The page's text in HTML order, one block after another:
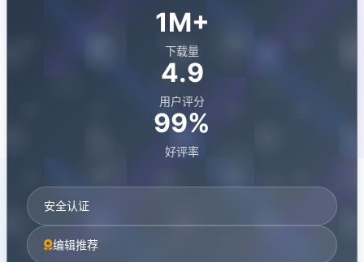
1M+
下载量
4.9
用户评分
99%
好评率
安全认证
编辑推荐